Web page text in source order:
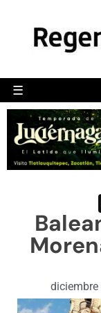
☰
diciembre